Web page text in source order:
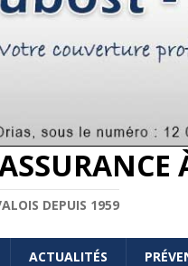
DEPUIS 1959
ACTUALITÉS